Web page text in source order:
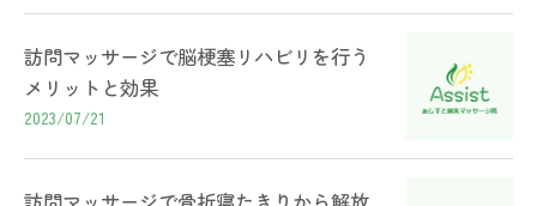
訪問マッサージで脳梗塞リハビリを行う
メリットと効果
2023/07/21